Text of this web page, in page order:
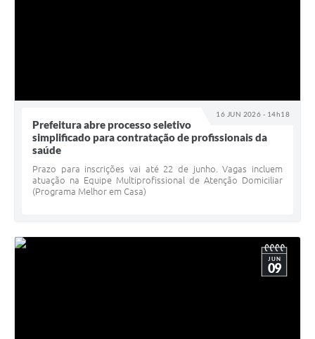
16 JUN 2026 - 14h18
Prefeitura abre processo seletivo
simplificado para contratação de profissionais da
saúde
Prazo para inscrições vai até 22 de junho. Vagas incluem
atuação na Equipe Multiprofissional de Atenção Domiciliar
(Programa Melhor em Casa)
JUN
09